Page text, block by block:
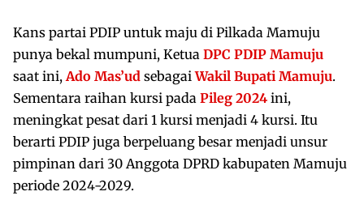
Kans partai PDIP untuk maju di Pilkada Mamuju
punya bekal mumpuni, Ketua DPC PDIP Mamuju
saat ini, Ado Mas’ud sebagaiWakil Bupati Mamuju.
Sementara raihan kursi pada Pileg 2024 ini,
meningkat pesat dari 1 kursi menjadi 4 kursi. Itu
berarti PDIP juga berpeluang besar menjadi unsur
pimpinan dari 30 Anggota DPRD kabupaten Mamuju
periode 2024-2029.